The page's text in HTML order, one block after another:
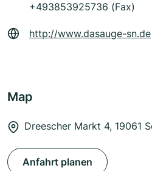
+493853925736 (Fax)
http://www.dasauge-sn.de
Map
Dreescher Markt 4, 19061
Anfahrt planen